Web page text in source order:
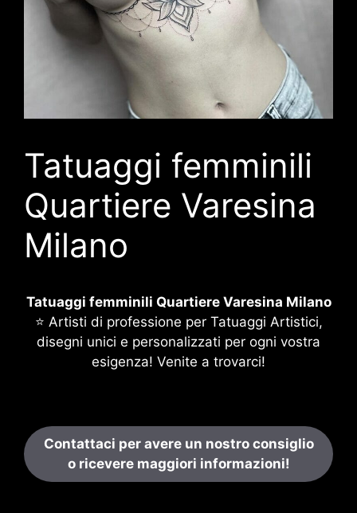
Tatuaggi femminili
Quartiere Varesina
Milano
Tatuaggi femminili Quartiere Varesina Milano
⭐ Artisti di professione per Tatuaggi Artistici,
disegni unici e personalizzati per ogni vostra
esigenza! Venite a trovarci!
Contattaci per avere un nostro consiglio
o ricevere maggiori informazioni!